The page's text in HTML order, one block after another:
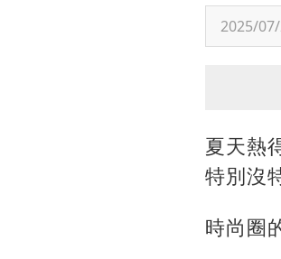
2025/
夏天熱
特別沒
時尚圈